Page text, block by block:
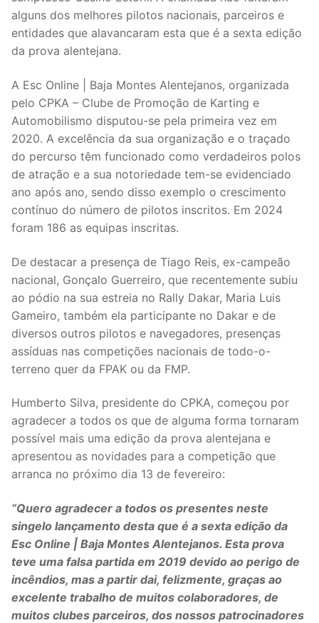
alguns dos melhores pilotos nacionais, parceiros e
entidades que alavancaram esta que é a sexta edição
da prova alentejana.
A Esc Online | Baja Montes Alentejanos, organizada
pelo CPKA – Clube de Promoção de Karting e
Automobilismo disputou-se pela primeira vez em
2020. A excelência da sua organização e o traçado
do percurso têm funcionado como verdadeiros polos
de atração e a sua notoriedade tem-se evidenciado
ano após ano, sendo disso exemplo o crescimento
contínuo do número de pilotos inscritos. Em 2024
foram 186 as equipas inscritas.
De destacar a presença de Tiago Reis, ex-campeão
nacional, Gonçalo Guerreiro, que recentemente subiu
ao pódio na sua estreia no Rally Dakar, Maria Luis
Gameiro, também ela participante no Dakar e de
diversos outros pilotos e navegadores, presenças
assíduas nas competições nacionais de todo-o-
terreno quer da FPAK ou da FMP.
Humberto Silva, presidente do CPKA, começou por
agradecer a todos os que de alguma forma tornaram
possível mais uma edição da prova alentejana e
apresentou as novidades para a competição que
arranca no próximo dia 13 de fevereiro:
“Quero agradecer a todos os presentes neste
singelo lançamento desta que é a sexta edição da
Esc Online | Baja Montes Alentejanos. Esta prova
teve uma falsa partida em 2019 devido ao perigo de
incêndios, mas a partir dai, felizmente, graças ao
excelente trabalho de muitos colaboradores, de
muitos clubes parceiros, dos nossos patrocinadores